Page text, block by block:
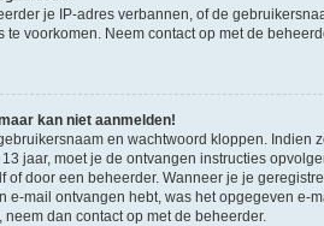
je IP-adres verbannen, of de
te voorkomen. Neem contact op met de
kan niet aanmelden!
en wachtwoord kloppen. Indien
jaar, moet je de ontvangen instructies
of door een beheerder. Wanneer je je
e-mail ontvangen hebt, was het opgegeven e-
dan contact op met de beheerder.